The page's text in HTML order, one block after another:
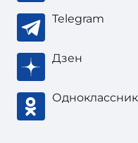
Telegram
Дзен